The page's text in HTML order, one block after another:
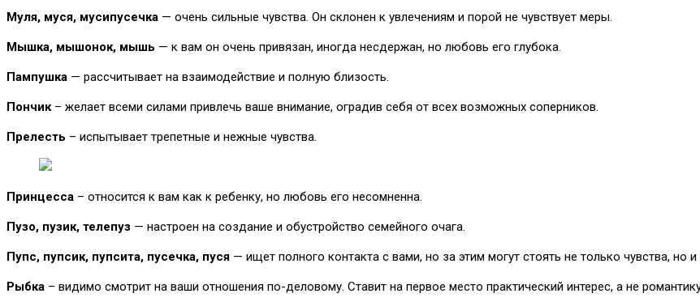
Муля, муся, мусипусечка — очень сильные чувства. Он склонен к увлечениям и порой не чувствует меры.
Мышка, мышонок, мышь — к вам он очень привязан, иногда несдержан, но любовь его глубока.
Пампушка — рассчитывает на взаимодействие и полную близость.
Пончик– желает всеми силами привлечь ваше внимание, оградив себя от всех возможных соперников.
Прелесть – испытывает трепетные и нежные чувства.
Принцесса – относится к вам как к ребенку, но любовь его несомненна.
Пузо, пузик, телепуз — настроен на создание и обустройство семейного очага.
Пупс, пупсик, пупсита, пусечка, пуся — ищет полного контакта с вами, но за этим могут стоять не только чувства, но и
Рыбка – видимо смотрит на ваши отношения по-деловому. Ставит на первое место практический интерес, а не